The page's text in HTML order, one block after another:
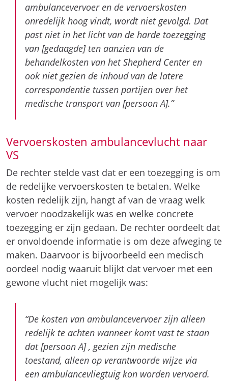
ambulancevervoer en de vervoerskosten
onredelijk hoog vindt, wordt niet gevolgd. Dat
past niet in het licht van de harde toezegging
van [gedaagde] ten aanzien van de
behandelkosten van het Shepherd Center en
ook niet gezien de inhoud van de latere
correspondentie tussen partijen over het
medische transport van [persoon A].”
Vervoerskosten ambulancevlucht naar
VS
De rechter stelde vast dat er een toezegging is om
de redelijke vervoerskosten te betalen. Welke
kosten redelijk zijn, hangt af van de vraag welk
vervoer noodzakelijk was en welke concrete
toezegging er zijn gedaan. De rechter oordeelt dat
er onvoldoende informatie is om deze afweging te
maken. Daarvoor is bijvoorbeeld een medisch
oordeel nodig waaruit blijkt dat vervoer met een
gewone vlucht niet mogelijk was:
“De kosten van ambulancevervoer zijn alleen
redelijk te achten wanneer komt vast te staan
dat [persoon A] , gezien zijn medische
toestand, alleen op verantwoorde wijze via
een ambulancevliegtuig kon worden vervoerd.